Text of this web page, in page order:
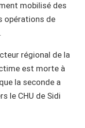
mobilisé des
opérations de
régional de la
est morte à
la seconde a
le CHU de Sidi